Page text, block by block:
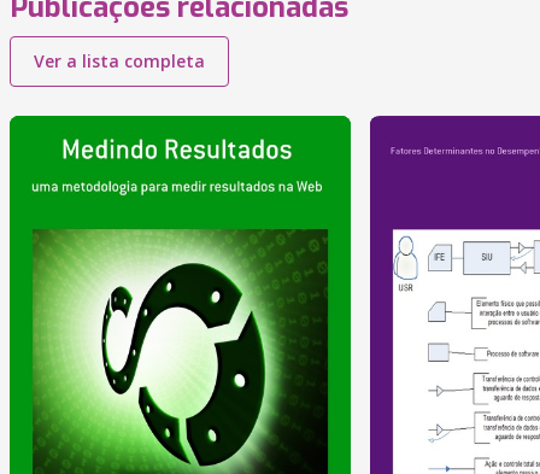
Ver a lista completa